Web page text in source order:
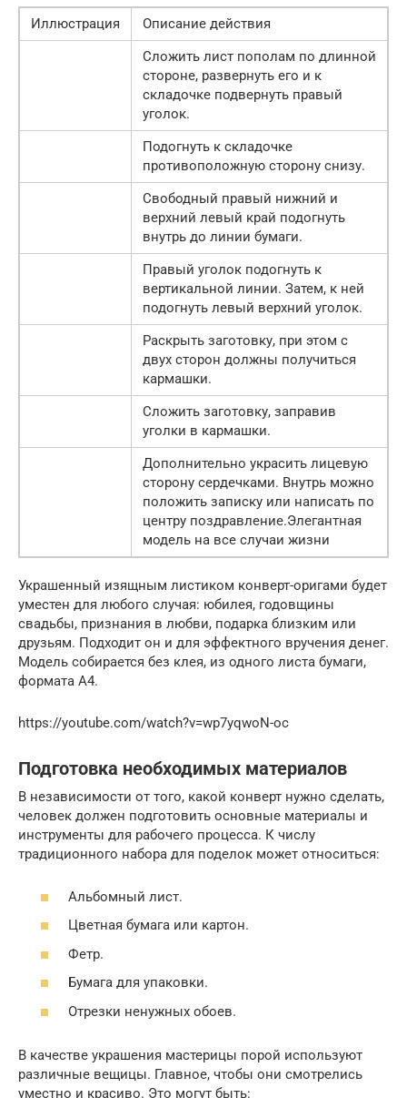
Иллюстрация
Описание действия
Сложить лист пополам по длинной
стороне, развернуть его и к
складочке подвернуть правый
уголок.
Подогнуть к складочке
противоположную сторону снизу.
Свободный правый нижний и
верхний левый край подогнуть
внутрь до линии бумаги.
Правый уголок подогнуть к
вертикальной линии. Затем, к ней
подогнуть левый верхний уголок.
Раскрыть заготовку, при этом с
двух сторон должны получиться
кармашки.
Сложить заготовку, заправив
уголки в кармашки.
Дополнительно украсить лицевую
сторону сердечками. Внутрь можно
положить записку или написать по
центру поздравление.Элегантная
модель на все случаи жизни
Украшенный изящным листиком конверт-оригами будет
уместен для любого случая: юбилея, годовщины
свадьбы, признания в любви, подарка близким или
друзьям. Подходит он и для эффектного вручения денег.
Модель собирается без клея, из одного листа бумаги,
формата А4.
https://youtube.com/watch?v=wp7yqwoN-oc
Подготовка необходимых материалов
В независимости от того, какой конверт нужно сделать,
человек должен подготовить основные материалы и
инструменты для рабочего процесса. К числу
традиционного набора для поделок может относиться:
Альбомный лист.
Цветная бумага или картон.
Фетр.
Бумага для упаковки.
Отрезки ненужных обоев.
В качестве украшения мастерицы порой используют
различные вещицы. Главное, чтобы они смотрелись
уместно и красиво. Это могут быть: